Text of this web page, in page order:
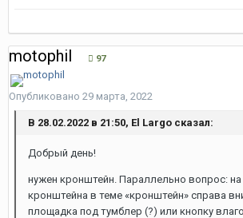
motophil 97
Опубликовано 29 марта, 2022
В 28.02.2022 в 21:50, El Largo сказал:
Добрый день!
нужен кронштейн. Параллельно вопрос:
кронштейна в теме «кронштейн» справа
площадка под тумблер (?) или кнопку